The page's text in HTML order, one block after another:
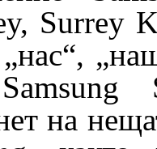
Surrey
на